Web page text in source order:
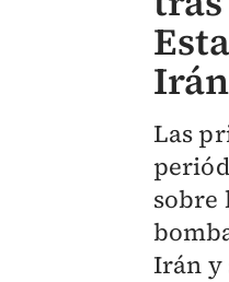
Irán
Las
sobre
Irán y